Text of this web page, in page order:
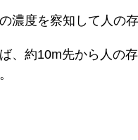
濃度を察知して人の
、約10m先から人の